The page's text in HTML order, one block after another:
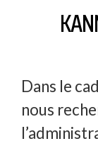
Dans le
nous